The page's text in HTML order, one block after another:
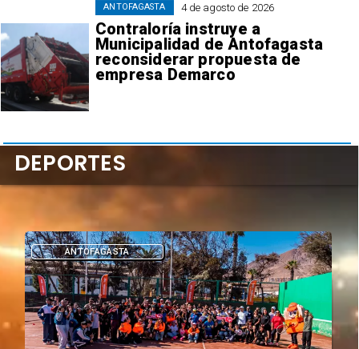
4 de agosto de 2026
Contraloría instruye a
Municipalidad de Antofagasta
reconsiderar propuesta de
empresa Demarco
ANTOFAGASTA
ANTOFAGASTA
DEPORTES